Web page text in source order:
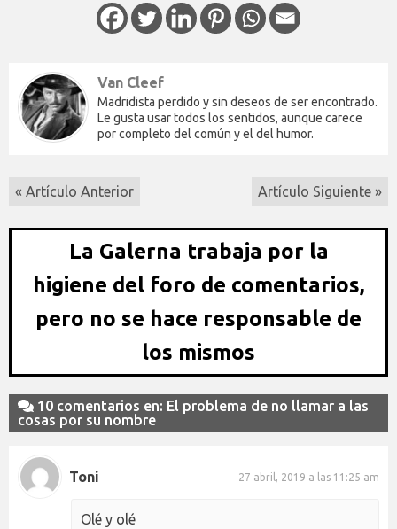
Van Cleef
Madridista perdido y sin deseos de ser encontrado.
Le gusta usar todos los sentidos, aunque carece
por completo del común y el del humor.
« Artículo Anterior Artículo Siguiente »
La Galerna trabaja por la
higiene del foro de comentarios,
pero no se hace responsable de
los mismos
10 comentarios en: El problema de no llamar a las
cosas por su nombre
Toni 27 abril, 2019 a las 11:25 am
Olé y olé